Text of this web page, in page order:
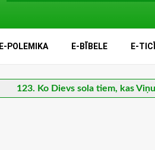
E-POLEMIKA E-BĪBELE E-
123. Ko Dievs sola tiem, kas